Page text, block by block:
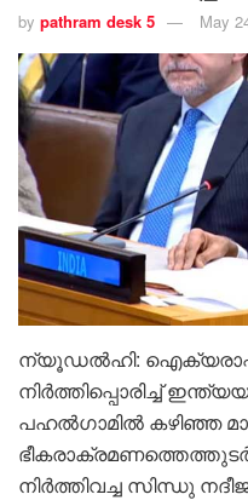
by pathram desk 5 May
ന്യൂഡൽഹി:
നിർത്തിപ്പൊരിച്ച്
പഹൽഗാമിൽ കഴിഞ്ഞ
നിർത്തിവച്ച സിന്ധു